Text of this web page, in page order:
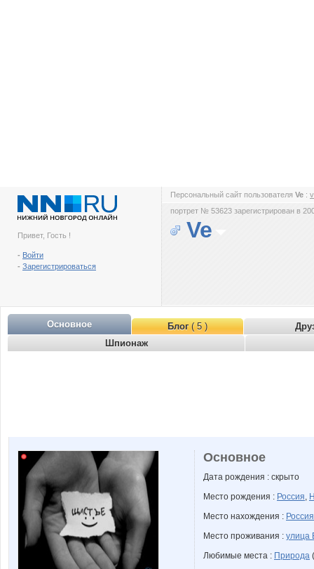
Привет, Гость !
- Войти
- Зарегистрироваться
Персональный сайт пользователя Ve :
портрет № 53623 зарегистрирован в
Ve
Основное Блог( 5 )
Шпионаж
Основное
Дата рождения : скрыто
Место рождения : Россия,
Место нахождения : Россия
Место проживания : улица
Любимые места : Природа